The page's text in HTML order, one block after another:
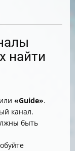
найти
или «Guide».
канал.
быть